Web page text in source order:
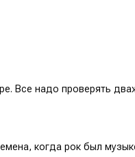
Все надо проверять
когда рок был